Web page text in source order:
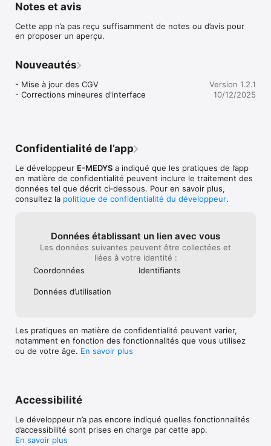
trouvez votre enseignant en activité physique adaptée sur:
https://pro.activmed.fr/mon-apa/ ! Vous pourrez ainsi fixer un
vous exercer.
Une fois votre enseignant choisi, il vous accompagnera en
présentiel comme en distanciel grâce à un programme ajusté
en fonction de vos besoins comprenant des séances en vidéo
réalisée.
Vos progrès et votre évolution seront évalués lors de bilan et
la messagerie intégrée dans l’application mobile vous
permettra de rester en contact avec votre enseignant pour
courir tout droit vers la motivation !
bienfaits qu’elle apporte en vous amenant vers une meilleure
santé.
Alors n’attendez plus et rejoignez la communauté de patients
Notes et avis
Cette app n’a pas reçu suffisamment de notes ou d’avis pour
en proposer un aperçu.
Nouveautés
- Mise à jour des CGV
- Corrections mineures d'interface
Version 1.2.1
10/12/2025
Confidentialité de l’app
Le développeur E-MEDYS a indiqué que les pratiques de l’app
en matière de confidentialité peuvent inclure le traitement des
données tel que décrit ci‑dessous. Pour en savoir plus,
consultez la politique de confidentialité du développeur.
Données établissant un lien avec vous
Les données suivantes peuvent être collectées et
liées à votre identité :
Coordonnées
Identifiants
Données d’utilisation
Les pratiques en matière de confidentialité peuvent varier,
notamment en fonction des fonctionnalités que vous utilisez
ou de votre âge. En savoir plus
Accessibilité
Le développeur n’a pas encore indiqué quelles fonctionnalités
d’accessibilité sont prises en charge par cette app.
En savoir plus